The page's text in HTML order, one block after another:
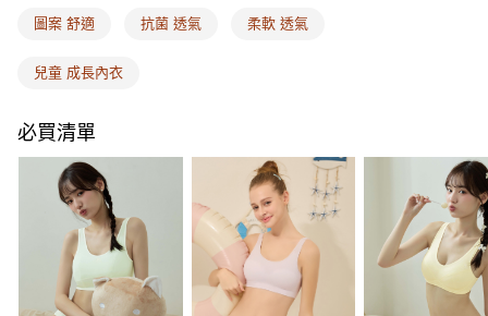
購買商品的店家。未經商家同意取消之訂單仍視為有效，需透過AFTEE先享
※ 交易是否成功請以「AFTEE先享後付 」之結帳頁面顯示為準，若有關於
１．透過由恩沛科技股份有限公司提供之「AFTEE先享後付」服務完成之交
易，需依本服務之必要範圍內提供個人資料，並將交易相關給付款項請求債
權轉讓予恩沛科技股份有限公司。
２．關於個人資料處理事宜，請瀏覽以下網址：
https://aftee.tw/terms/#terms3
３．未成年的使用者請事先徵得法定代理人或監護人之同意方可使用
「AFTEE先享後付」，若未經同意申辦者引起之損失，本公司不負相關責
每筆NT$100，滿NT$1,500(含以上)免運費
付款後7-11取貨
宅配
每筆NT$100，滿NT$1,500(含以上)免運費
EASY SHOP門市速取
海外配送 查看運費
圖案 舒適 抗菌 透氣 柔軟 透氣
兒童 成長內衣
必買清單